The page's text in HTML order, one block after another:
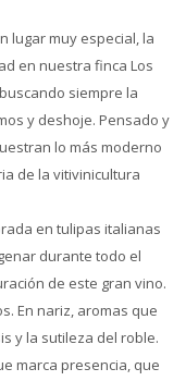
lugar muy especial, la
en nuestra finca Los
siempre la
y deshoje. Pensado y
lo más moderno
de la vitivinicultura
en tulipas italianas
durante todo el
de este gran vino.
En nariz, aromas que
y la sutileza del roble.
marca presencia, que